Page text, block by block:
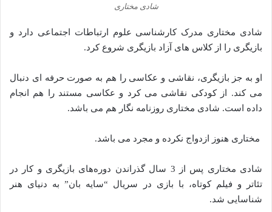
شادی مختاری
شادی مختاری مدرک کارشناسی علوم ارتباطات اجتماعی دارد و
بازیگری را از کلاس های آزاد بازیگری شروع کرد.
او به جز بازیگری، نقاشی و عکاسی را هم به صورت حرفه ای دنبال
می کند. از کودکی نقاشی می کرد و عکاسی مستند را هم انجام
داده است. شادی مختاری روزنامه نگار هم می باشد.
مختاری هنوز ازدواج نکرده و مجرد می‌ باشد.
شادی مختاری پس از 3 سال گذراندن دوره‌های بازیگری و کار در
تئاتر و فیلم کوتاه، با بازی در سریال “سایه بان” به دنیای هنر
شناسایی شد.